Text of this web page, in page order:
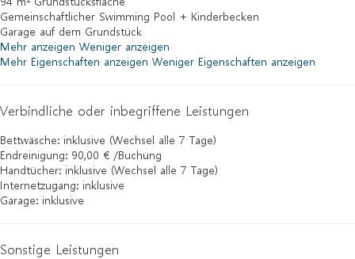
Gemeinschaftlicher Swimming Pool + Kinderbecken
Garage auf dem Grundstück
Mehr anzeigen Weniger anzeigen
Mehr Eigenschaften anzeigen Weniger Eigenschaften anzeigen
Verbindliche oder inbegriffene Leistungen
Bettwäsche: inklusive (Wechsel alle 7 Tage)
Endreinigung: 90,00 € /Buchung
Handtücher: inklusive (Wechsel alle 7 Tage)
Internetzugang: inklusive
Garage: inklusive
Sonstige Leistungen